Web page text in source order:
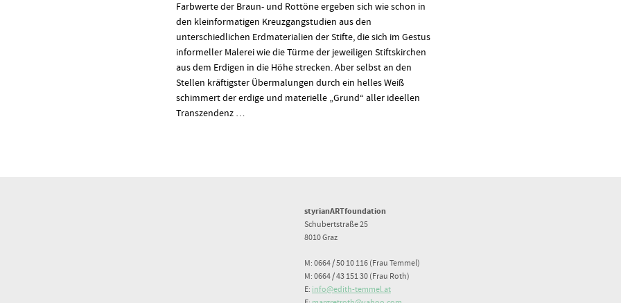
Farbwerte der Braun- und Rottöne ergeben sich wie schon in
den kleinformatigen Kreuzgangstudien aus den
unterschiedlichen Erdmaterialien der Stifte, die sich im Gestus
informeller Malerei wie die Türme der jeweiligen Stiftskirchen
aus dem Erdigen in die Höhe strecken. Aber selbst an den
Stellen kräftigster Übermalungen durch ein helles Weiß
schimmert der erdige und materielle „Grund“ aller ideellen
Transzendenz …
styrianARTfoundation
Schubertstraße 25
8010 Graz
M: 0664 / 50 10 116 (Frau Temmel)
M: 0664 / 43 151 30 (Frau Roth)
E: info@edith-temmel.at